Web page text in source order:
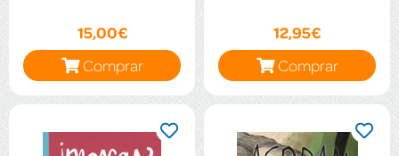
15,00€
Comprar
12,95€
Comprar